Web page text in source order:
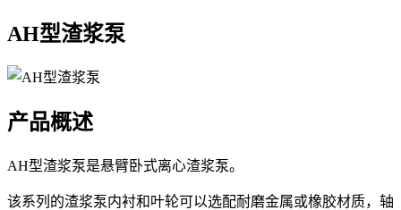
AH型渣浆泵
产品概述
AH型渣浆泵是悬臂卧式离心渣浆泵。
该系列的渣浆泵内衬和叶轮可以选配耐磨金属或橡胶材质，轴